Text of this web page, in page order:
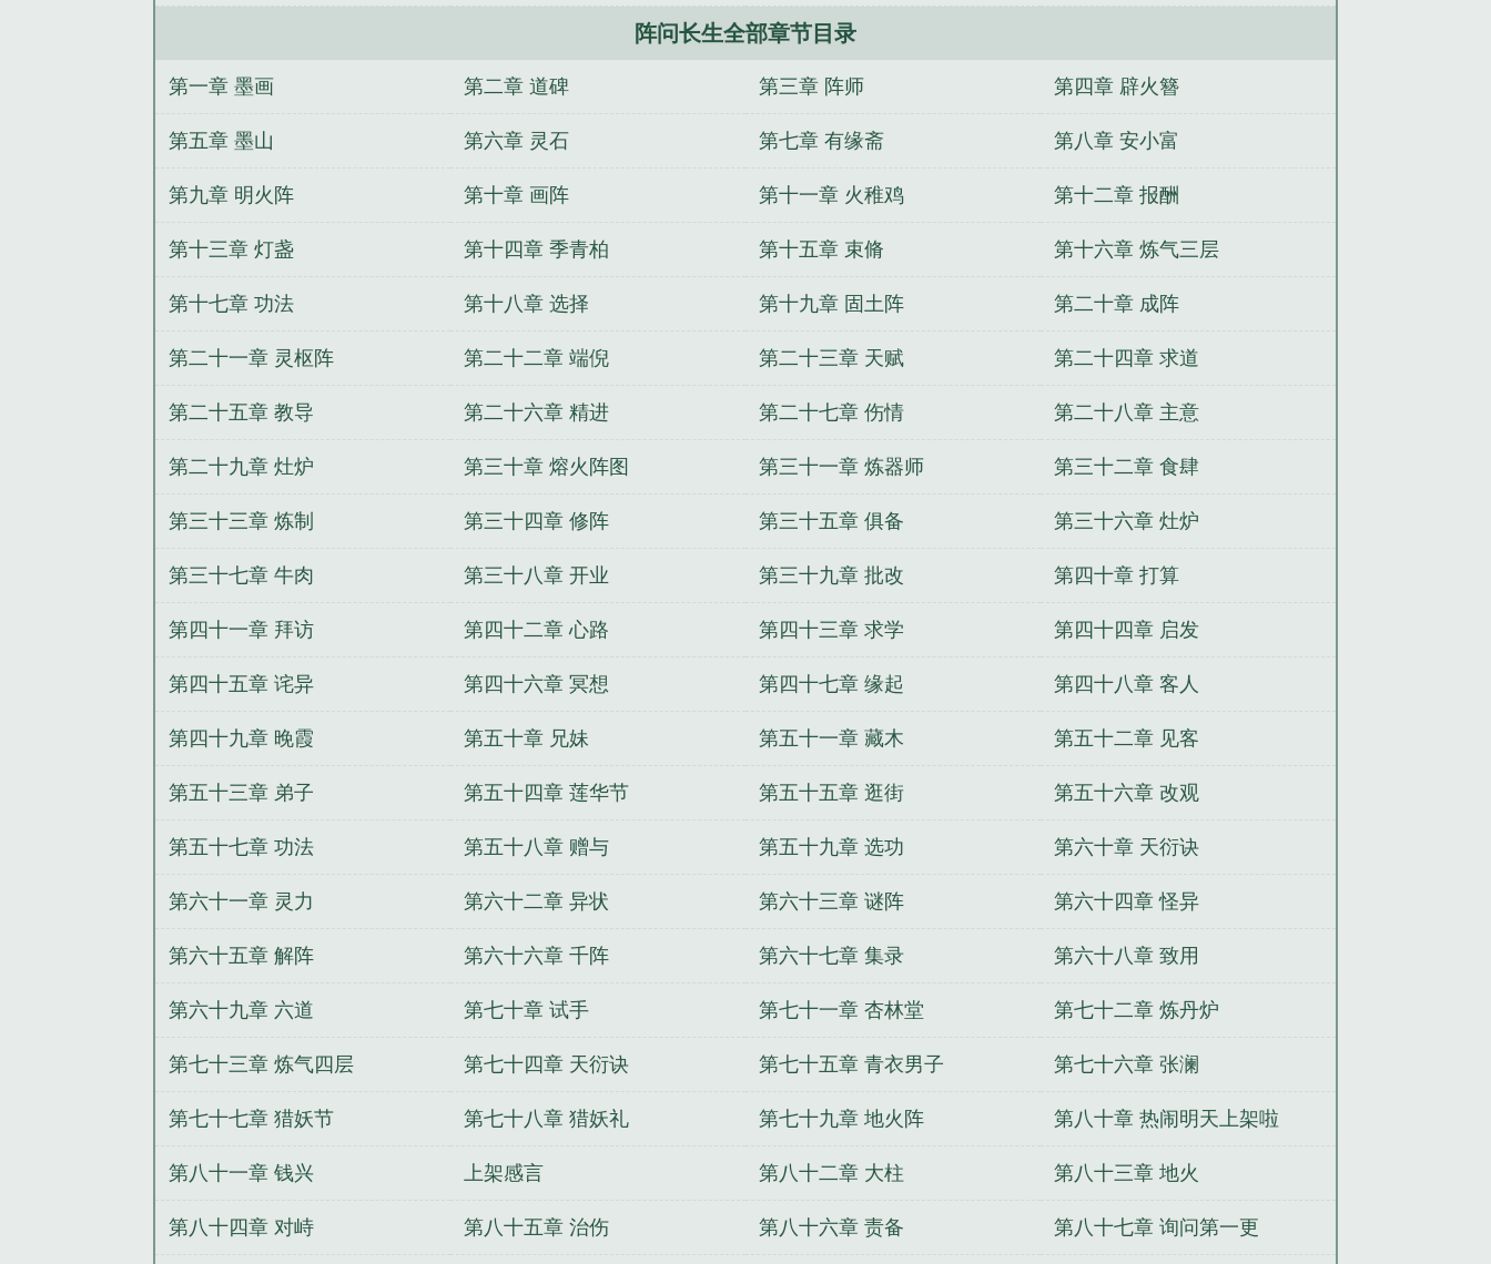
阵问长生全部章节目录
第一章 墨画 第二章 道碑 第三章 阵师 第四章 辟火簪
第五章 墨山 第六章 灵石 第七章 有缘斋 第八章 安小富
第九章 明火阵 第十章 画阵 第十一章 火稚鸡 第十二章 报酬
第十三章 灯盏 第十四章 季青柏 第十五章 束脩 第十六章 炼气三层
第十七章 功法 第十八章 选择 第十九章 固土阵 第二十章 成阵
第二十一章 灵枢阵 第二十二章 端倪 第二十三章 天赋 第二十四章 求道
第二十五章 教导 第二十六章 精进 第二十七章 伤情 第二十八章 主意
第二十九章 灶炉 第三十章 熔火阵图 第三十一章 炼器师 第三十二章 食肆
第三十三章 炼制 第三十四章 修阵 第三十五章 俱备 第三十六章 灶炉
第三十七章 牛肉 第三十八章 开业 第三十九章 批改 第四十章 打算
第四十一章 拜访 第四十二章 心路 第四十三章 求学 第四十四章 启发
第四十五章 诧异 第四十六章 冥想 第四十七章 缘起 第四十八章 客人
第四十九章 晚霞 第五十章 兄妹 第五十一章 藏木 第五十二章 见客
第五十三章 弟子 第五十四章 莲华节 第五十五章 逛街 第五十六章 改观
第五十七章 功法 第五十八章 赠与 第五十九章 选功 第六十章 天衍诀
第六十一章 灵力 第六十二章 异状 第六十三章 谜阵 第六十四章 怪异
第六十五章 解阵 第六十六章 千阵 第六十七章 集录 第六十八章 致用
第六十九章 六道 第七十章 试手 第七十一章 杏林堂 第七十二章 炼丹炉
第七十三章 炼气四层 第七十四章 天衍诀 第七十五章 青衣男子 第七十六章 张澜
第七十七章 猎妖节 第七十八章 猎妖礼 第七十九章 地火阵 第八十章 热闹明天上架啦
第八十一章 钱兴 上架感言 第八十二章 大柱 第八十三章 地火
第八十四章 对峙 第八十五章 治伤 第八十六章 责备 第八十七章 询问第一更